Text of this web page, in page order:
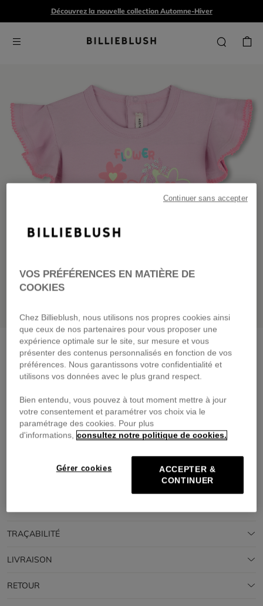
Découvrez la nouvelle collection Automne-Hiver
Tee-shirt manches courtes guimauve
dès 29,00 €
Payez en 4 fois sans frais avec
TRAÇABILITÉ
LIVRAISON
RETOUR
VOS PRÉFÉRENCES EN MATIÈRE DE
COOKIES
Chez Billieblush, nous utilisons nos propres cookies ainsi
que ceux de nos partenaires pour vous proposer une
expérience optimale sur le site, sur mesure et vous
présenter des contenus personnalisés en fonction de vos
préférences. Nous garantissons votre confidentialité et
utilisons vos données avec le plus grand respect.
Bien entendu, vous pouvez à tout moment mettre à jour
votre consentement et paramétrer vos choix via le
paramétrage des cookies. Pour plus
d'informations,
consultez notre politique de cookies.
Gérer cookies
ACCEPTER &
CONTINUER
Continuer sans accepter